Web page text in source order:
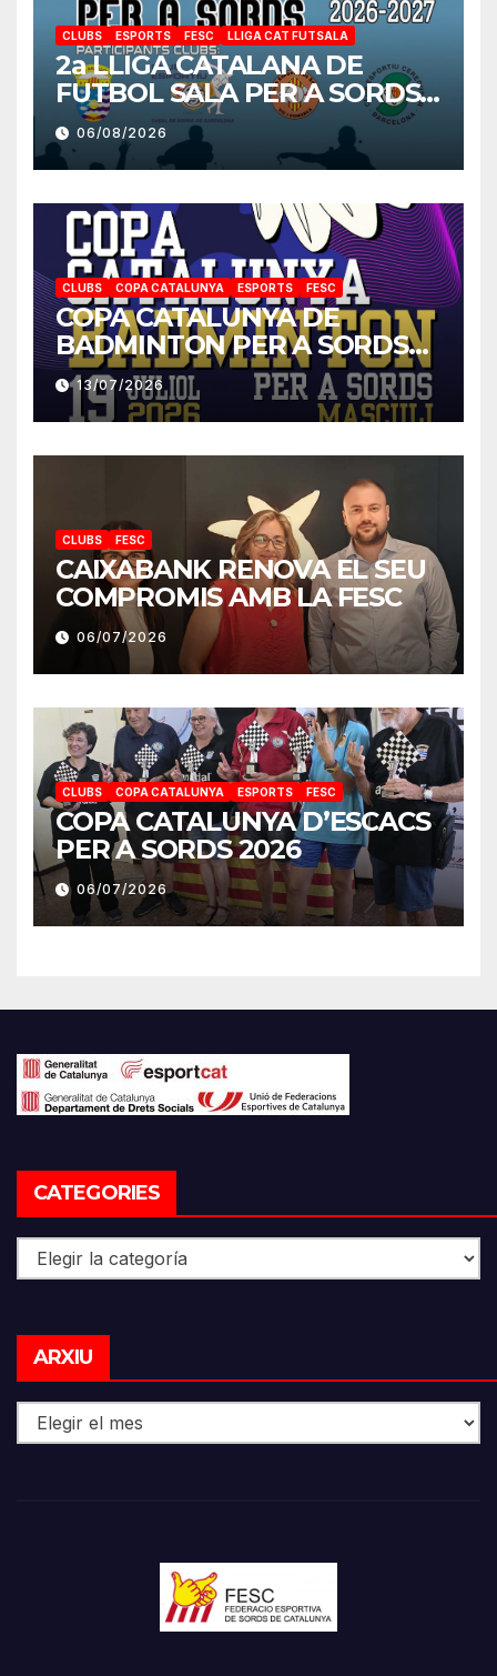
CLUBS ESPORTS FESC LLIGA CAT FUTSALA
2a LLIGA CATALANA DE
FUTBOL SALA PER A SORDS
2026-2027
06/08/2026
CLUBS COPA CATALUNYA ESPORTS FESC
COPA CATALUNYA DE
BADMINTON PER A SORDS
2026
13/07/2026
CLUBS FESC
CAIXABANK RENOVA EL SEU
COMPROMIS AMB LA FESC
06/07/2026
CLUBS COPA CATALUNYA ESPORTS FESC
COPA CATALUNYA D’ESCACS
PER A SORDS 2026
06/07/2026
CATEGORIES
Categories
ARXIU